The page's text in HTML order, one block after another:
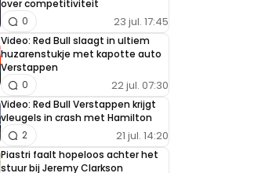
over competitiviteit
23 jul. 17:45
0
Video: Red Bull slaagt in ultiem
huzarenstukje met kapotte auto
Verstappen
22 jul. 07:30
0
Video: Red Bull Verstappen krijgt
vleugels in crash met Hamilton
21 jul. 14:20
2
Piastri faalt hopeloos achter het
stuur bij Jeremy Clarkson